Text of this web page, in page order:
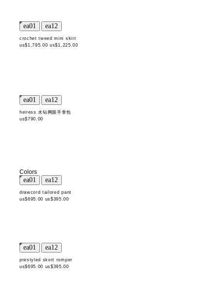
crochet tweed mini skirt
us$1,795.00 us$1,225.00
heiress 水钻网眼手拿包
us$790.00
Colors
drawcord tailored pant
us$695.00 us$395.00
prestyled skort romper
us$695.00 us$395.00